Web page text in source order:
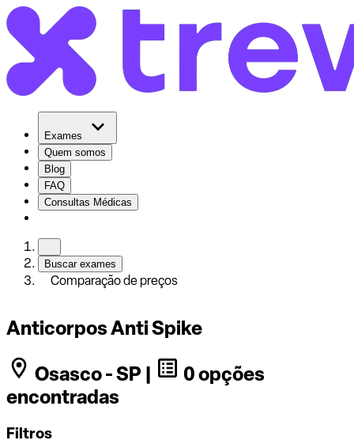
Exames
Quem somos
Blog
FAQ
Consultas Médicas
Buscar exames
Comparação de preços
Anticorpos Anti Spike
Osasco - SP |
0 opções
encontradas
Filtros